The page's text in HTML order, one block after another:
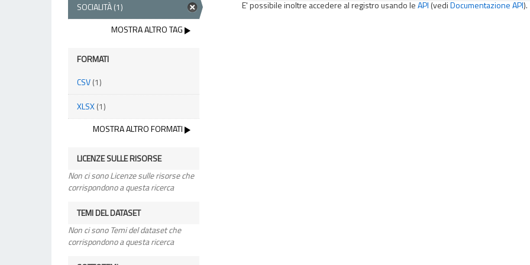
SOCIALITÀ(1)
MOSTRA ALTRO TAG
FORMATI
CSV(1)
XLSX(1)
MOSTRA ALTRO FORMATI
LICENZE SULLE RISORSE
Non ci sono Licenze sulle risorse che
corrispondono a questa ricerca
TEMI DEL DATASET
Non ci sono Temi del dataset che
corrispondono a questa ricerca
E' possibile inoltre accedere al registro usando leAPI (vediDocumentazione API).